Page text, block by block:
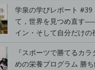
学泉の学びレポート #39
て，世界を見つめ直す
イン・そして自分だけの
『スポーツで勝てるカ
めの栄養プログラム 勝